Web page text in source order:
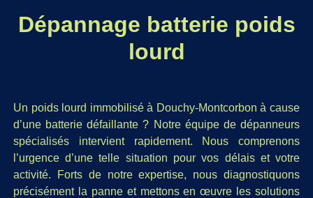
Dépannage batterie poids
lourd
Un poids lourd immobilisé à Douchy-Montcorbon à cause
d’une batterie défaillante ? Notre équipe de dépanneurs
spécialisés intervient rapidement. Nous comprenons
l’urgence d’une telle situation pour vos délais et votre
activité. Forts de notre expertise, nous diagnostiquons
précisément la panne et mettons en œuvre les solutions